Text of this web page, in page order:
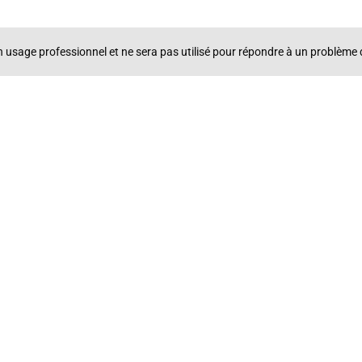
usage professionnel et ne sera pas utilisé pour répondre à un